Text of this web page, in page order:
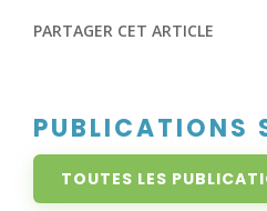
PARTAGER CET ARTICLE
PUBLICATIONS
TOUTES LES